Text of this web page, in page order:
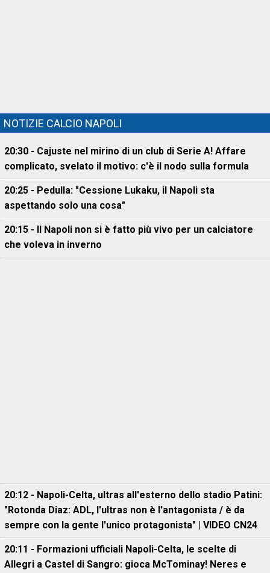
NOTIZIE CALCIO NAPOLI
20:30 - Cajuste nel mirino di un club di Serie A! Affare
complicato, svelato il motivo: c'è il nodo sulla formula
20:25 - Pedulla: "Cessione Lukaku, il Napoli sta
aspettando solo una cosa"
20:15 - Il Napoli non si è fatto più vivo per un calciatore
che voleva in inverno
20:12 - Napoli-Celta, ultras all'esterno dello stadio Patini:
"Rotonda Diaz: ADL, l'ultras non è l'antagonista / è da
sempre con la gente l'unico protagonista" | VIDEO CN24
20:11 - Formazioni ufficiali Napoli-Celta, le scelte di
Allegri a Castel di Sangro: gioca McTominay! Neres e